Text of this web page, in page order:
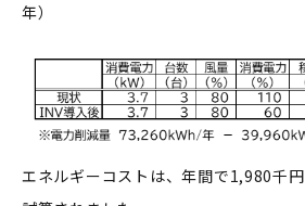
年）
エネルギーコストは、年間で1,980千